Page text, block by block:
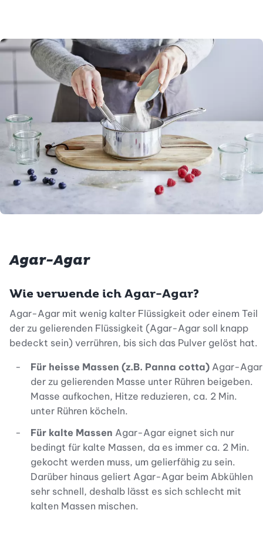
Agar-Agar
Wie verwende ich Agar-Agar?
Agar-Agar mit wenig kalter Flüssigkeit oder einem Teil
der zu gelierenden Flüssigkeit (Agar-Agar soll knapp
bedeckt sein) verrühren, bis sich das Pulver gelöst hat.
Für heisse Massen (z.B. Panna cotta) Agar-Agar
der zu gelierenden Masse unter Rühren beigeben.
Masse aufkochen, Hitze reduzieren, ca. 2 Min.
unter Rühren köcheln.
Für kalte Massen Agar-Agar eignet sich nur
bedingt für kalte Massen, da es immer ca. 2 Min.
gekocht werden muss, um gelierfähig zu sein.
Darüber hinaus geliert Agar-Agar beim Abkühlen
sehr schnell, deshalb lässt es sich schlecht mit
kalten Massen mischen.